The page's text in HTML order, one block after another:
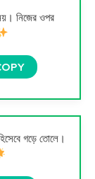
নিজের ওপর
গড়ে তোলে।